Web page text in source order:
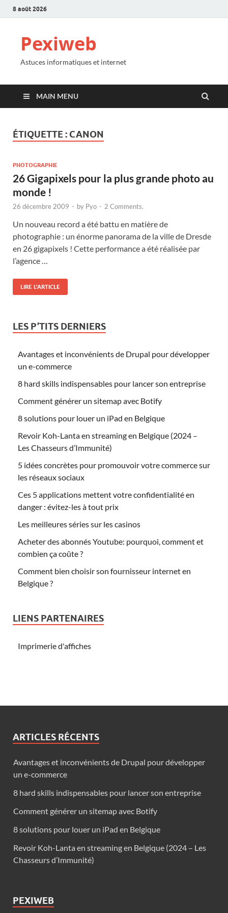
8 août 2026
Pexiweb
Astuces informatiques et internet
MAIN MENU
ÉTIQUETTE : CANON
PHOTOGRAPHIE
26 Gigapixels pour la plus grande photo au
monde !
26 décembre 2009 - by Pyo - 2 Comments.
Un nouveau record a été battu en matière de
photographie : un énorme panorama de la ville de Dresde
en 26 gigapixels ! Cette performance a été réalisée par
l’agence …
LIRE L'ARTICLE
LES P’TITS DERNIERS
Avantages et inconvénients de Drupal pour développer
un e-commerce
8 hard skills indispensables pour lancer son entreprise
Comment générer un sitemap avec Botify
8 solutions pour louer un iPad en Belgique
Revoir Koh-Lanta en streaming en Belgique (2024 –
Les Chasseurs d’Immunité)
5 idées concrètes pour promouvoir votre commerce sur
les réseaux sociaux
Ces 5 applications mettent votre confidentialité en
danger : évitez-les à tout prix
Les meilleures séries sur les casinos
Acheter des abonnés Youtube: pourquoi, comment et
combien ça coûte ?
Comment bien choisir son fournisseur internet en
Belgique ?
LIENS PARTENAIRES
Imprimerie d'affiches
ARTICLES RÉCENTS
Avantages et inconvénients de Drupal pour développer
un e-commerce
8 hard skills indispensables pour lancer son entreprise
Comment générer un sitemap avec Botify
8 solutions pour louer un iPad en Belgique
Revoir Koh-Lanta en streaming en Belgique (2024 – Les
Chasseurs d’Immunité)
PEXIWEB